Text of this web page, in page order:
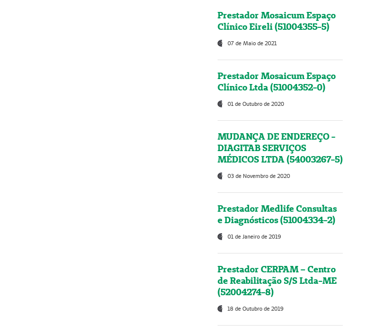
Prestador Mosaicum Espaço
Clínico Eireli (51004355-5)
07 de Maio de 2021
Prestador Mosaicum Espaço
Clínico Ltda (51004352-0)
01 de Outubro de 2020
MUDANÇA DE ENDEREÇO -
DIAGITAB SERVIÇOS
MÉDICOS LTDA (54003267-5)
03 de Novembro de 2020
Prestador Medlife Consultas
e Diagnósticos (51004334-2)
01 de Janeiro de 2019
Prestador CERPAM – Centro
de Reabilitação S/S Ltda-ME
(52004274-8)
18 de Outubro de 2019